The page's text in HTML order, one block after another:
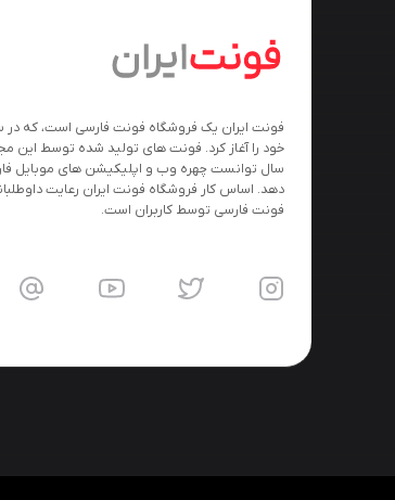
خود را آغاز کرد. فونت های تولید شده توسط این
سال توانست چهره وب و اپلیکیشن های موبایل
دهد. اساس کار فروشگاه فونت ایران رعایت
فونت فارسی توسط کاربران است.